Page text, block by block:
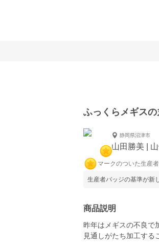
ふっくらメギス
静岡県沼津市
山田勝美 |
マークのついた生産
生産者バッジの基準が新
商品説明
昨年はメギスの不良で
見通しがたち加工する